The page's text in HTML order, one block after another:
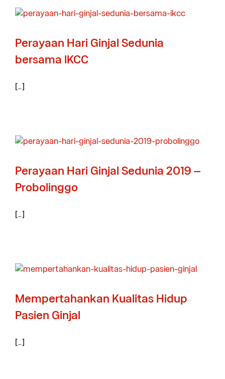
Perayaan Hari Ginjal Sedunia
bersama IKCC
[…]
Perayaan Hari Ginjal Sedunia 2019 –
Probolinggo
[…]
Mempertahankan Kualitas Hidup
Pasien Ginjal
[…]